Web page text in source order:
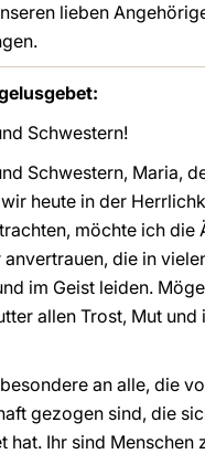
lieben
Schwestern!
Schwestern, Maria,
heute in der
möchte ich die
die in
im Geist leiden.
allen Trost, Mut und
an alle, die
gezogen sind, die
hat. Ihr sind Menschen